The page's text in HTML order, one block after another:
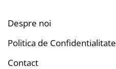
Despre noi
Politica de Confidentialitate
Contact